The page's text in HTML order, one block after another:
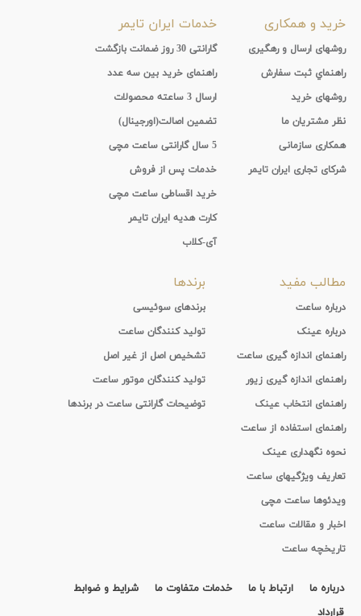
خرید و همکاری
روشهای ارسال و رهگیری
راهنماي ثبت سفارش
روشهای خرید
نظر مشتریان ما
همکاری سازمانی
شرکای تجاری ایران تایمر
خدمات ایران تایمر
گارانتی 30 روز ضمانت بازگشت
راهنمای خرید بین سه عدد
ارسال 3 ساعته محصولات
تضمین اصالت(اورجینال)
5 سال گارانتی ساعت مچی
خدمات پس از فروش
خرید اقساطی ساعت مچی
کارت هدیه ایران تایمر
آی-کلاب
مطالب مفید
درباره ساعت
درباره عینک
راهنمای اندازه گیری ساعت
راهنمای اندازه گیری زیور
راهنمای انتخاب عینک
راهنمای استفاده از ساعت
نحوه نگهداری عینک
تعاریف ویژگیهای ساعت
ویدئوها ساعت مچی
اخبار و مقالات ساعت
تاریخچه ساعت
برندها
برندهای سوئیسی
تولید کنندگان ساعت
تشخیص اصل از غیر اصل
تولید کنندگان موتور ساعت
توضیحات گارانتی ساعت در برندها
درباره ما ارتباط با ما خدمات متفاوت ما
شرایط و ضوابط
قرارداد